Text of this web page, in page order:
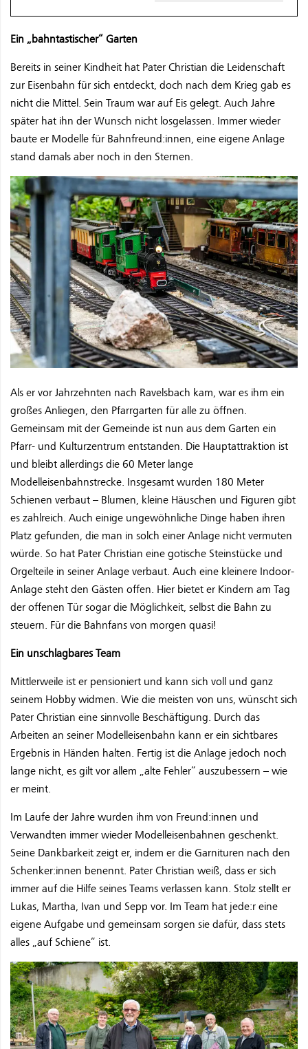
Ein „bahntastischer“ Garten
Bereits in seiner Kindheit hat Pater Christian die Leidenschaft
zur Eisenbahn für sich entdeckt, doch nach dem Krieg gab es
nicht die Mittel. Sein Traum war auf Eis gelegt. Auch Jahre
später hat ihn der Wunsch nicht losgelassen. Immer wieder
baute er Modelle für Bahnfreund:innen, eine eigene Anlage
stand damals aber noch in den Sternen.
Als er vor Jahrzehnten nach Ravelsbach kam, war es ihm ein
großes Anliegen, den Pfarrgarten für alle zu öffnen.
Gemeinsam mit der Gemeinde ist nun aus dem Garten ein
Pfarr- und Kulturzentrum entstanden. Die Hauptattraktion ist
und bleibt allerdings die 60 Meter lange
Modelleisenbahnstrecke. Insgesamt wurden 180 Meter
Schienen verbaut – Blumen, kleine Häuschen und Figuren gibt
es zahlreich. Auch einige ungewöhnliche Dinge haben ihren
Platz gefunden, die man in solch einer Anlage nicht vermuten
würde. So hat Pater Christian eine gotische Steinstücke und
Orgelteile in seiner Anlage verbaut. Auch eine kleinere Indoor-
Anlage steht den Gästen offen. Hier bietet er Kindern am Tag
der offenen Tür sogar die Möglichkeit, selbst die Bahn zu
steuern. Für die Bahnfans von morgen quasi!
Ein unschlagbares Team
Mittlerweile ist er pensioniert und kann sich voll und ganz
seinem Hobby widmen. Wie die meisten von uns, wünscht sich
Pater Christian eine sinnvolle Beschäftigung. Durch das
Arbeiten an seiner Modelleisenbahn kann er ein sichtbares
Ergebnis in Händen halten. Fertig ist die Anlage jedoch noch
lange nicht, es gilt vor allem „alte Fehler“ auszubessern – wie
er meint.
Im Laufe der Jahre wurden ihm von Freund:innen und
Verwandten immer wieder Modelleisenbahnen geschenkt.
Seine Dankbarkeit zeigt er, indem er die Garnituren nach den
Schenker:innen benennt. Pater Christian weiß, dass er sich
immer auf die Hilfe seines Teams verlassen kann. Stolz stellt er
Lukas, Martha, Ivan und Sepp vor. Im Team hat jede:r eine
eigene Aufgabe und gemeinsam sorgen sie dafür, dass stets
alles „auf Schiene“ ist.